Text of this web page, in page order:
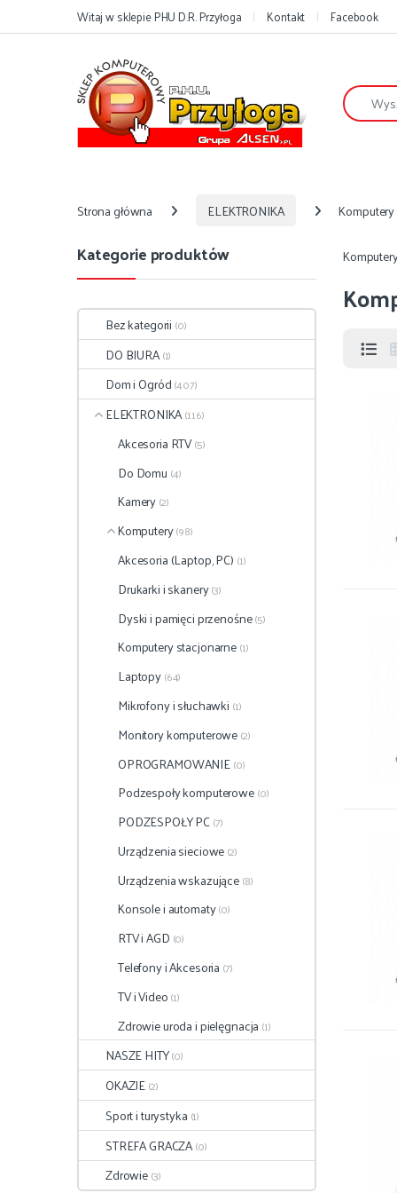
Przejdź do nawigacji
Przejdź do treściWitaj w sklepie PHU D.R. Przyłoga Kontakt Facebook
Szukaj:
Strona główna ELEKTRONIKA Komputery
Kategorie produktów
Bez kategorii (0)
DO BIURA(1)
Dom i Ogród(407)
ELEKTRONIKA(116)
Akcesoria RTV(5)
Do Domu (4)
Kamery(2)
Komputery(98)
Akcesoria (Laptop, PC) (1)
Drukarki i skanery(3)
Dyski i pamięci przenośne(5)
Komputery stacjonarne(1)
Laptopy(64)
Mikrofony i słuchawki (1)
Monitory komputerowe(2)
OPROGRAMOWANIE(0)
Podzespoły komputerowe(0)
PODZESPOŁY PC(7)
Urządzenia sieciowe(2)
Urządzenia wskazujące(8)
Konsole i automaty(0)
RTV i AGD (0)
Telefony i Akcesoria (7)
TV i Video(1)
Zdrowie uroda i pielęgnacja (1)
NASZE HITY(0)
OKAZJE(2)
Sport i turystyka (1)
STREFA GRACZA(0)
Zdrowie(3)